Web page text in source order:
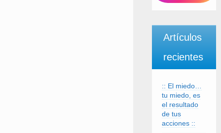
Artículos
recientes
:: El miedo…
tu miedo, es
el resultado
de tus
acciones ::